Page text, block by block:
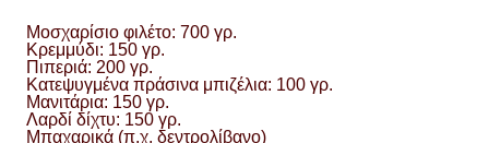
Μοσχαρίσιο φιλέτο: 700 γρ.
Κρεμμύδι: 150 γρ.
Πιπεριά: 200 γρ.
Κατεψυγμένα πράσινα μπιζέλια: 100 γρ.
Μανιτάρια: 150 γρ.
Λαρδί δίχτυ: 150 γρ.
Μπαχαρικά (π.χ. δεντρολίβανο)